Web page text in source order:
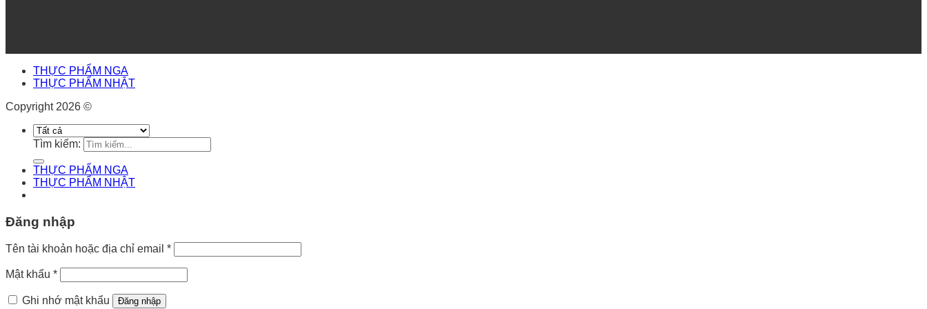
THỰC PHẨM NGA
THỰC PHẨM NHẬT
Copyright 2026 ©
Tìm kiếm:
THỰC PHẨM NGA
THỰC PHẨM NHẬT
Đăng nhập
Tên tài khoản hoặc địa chỉ email *
Mật khẩu *
Ghi nhớ mật khẩu Đăng nhập